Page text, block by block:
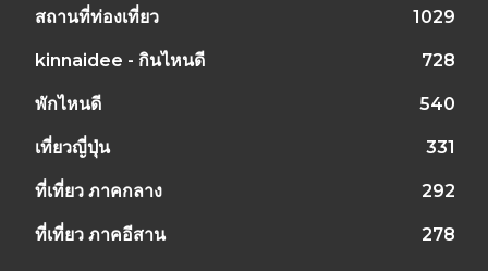
สถานที่ท่องเที่ยว 1029
kinnaidee - กินไหนดี 728
พักไหนดี 540
เที่ยวญี่ปุ่น 331
ที่เที่ยว ภาคกลาง 292
ที่เที่ยว ภาคอีสาน 278